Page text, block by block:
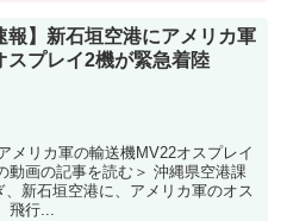
報】新石垣空港にアメリカ軍
スプレイ2機が緊急着陸
メリカ軍の輸送機MV22オスプレイ
動画の記事を読む＞ 沖縄県空港課
新石垣空港に、アメリカ軍のオス
飛行...